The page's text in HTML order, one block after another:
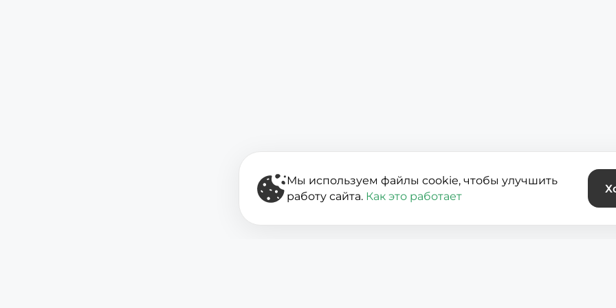
Мы используем файлы cookie, чтобы улучшить
работу сайта. Как это работает